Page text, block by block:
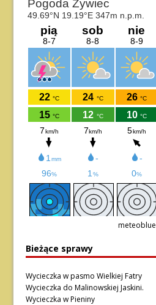
meteoblue
Bieżące sprawy
Wycieczka w pasmo Wielkiej Fatry
Wycieczka do Malinowskiej Jaskini.
Wycieczka w Pieniny